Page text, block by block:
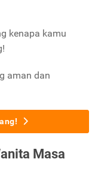
kenapa kamu
aman dan
Masa